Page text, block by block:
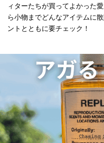
ィターたちが買ってよかった
ら小物までどんなアイテムに
ントとともに要チェック！